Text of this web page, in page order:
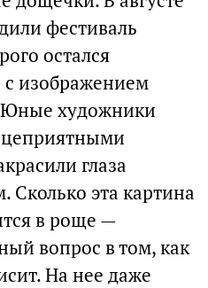
фестиваль
остался
изображением
Юные художники
глаза
эта картина
в роще —
вопрос в том, как
На нее даже